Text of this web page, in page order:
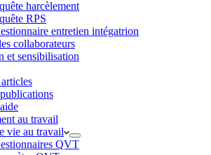
harcèlement
RPS
entretien intégatrion
collaborateurs
et sensibilisation
au travail
vie au travail
QVT